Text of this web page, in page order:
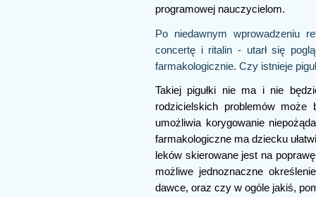
programowej nauczycielom.
Po niedawnym wprowadzeniu
concertę i ritalin - utarł się
farmakologicznie. Czy istnieje
Takiej pigułki nie ma i nie
rodzicielskich problemów
umożliwia korygowanie
farmakologiczne ma dziecku
leków skierowane jest na
możliwe jednoznaczne
dawce, oraz czy w ogóle jakiś,